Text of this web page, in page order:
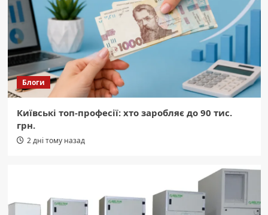
Блоги
Київські топ-професії: хто заробляє до 90 тис.
грн.
2 дні тому назад